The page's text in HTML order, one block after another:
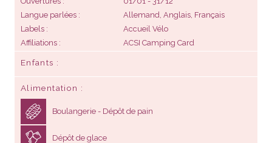
Langue parlées
Allemand, Anglais, Français
Labels
Accueil Vélo
Affiliations
ACSI Camping Card
Enfants
Alimentation
Boulangerie - Dépôt de pain
Dépôt de glace